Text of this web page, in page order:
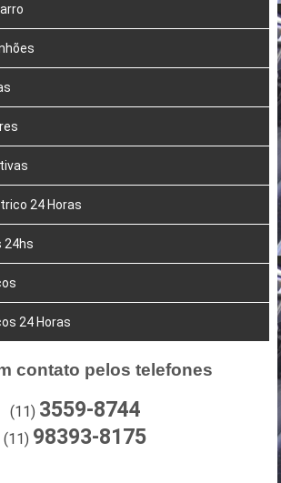
24 Horas
24hs
24 Horas
contato pelos telefones
(11) 3559-8744
(11) 98393-8175